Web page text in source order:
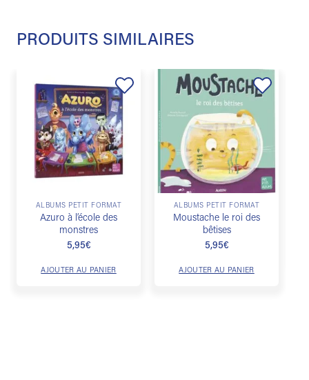
PRODUITS SIMILAIRES
Ajouter
à la
liste de
souhaits
ALBUMS PETIT FORMAT
Azuro à l’école des
monstres
5,95€
AJOUTER AU PANIER
liste de
souhaits
ALBUMS PETIT FORMAT
Moustache le roi des
bêtises
5,95€
AJOUTER AU PANIER